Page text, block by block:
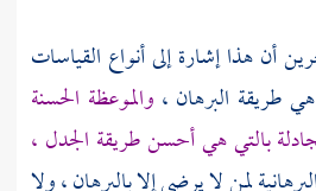
أن هذا إشارة إلى أنواع القياسات
هي طريقة البرهان ، والموعظة الحسنة
بالتي هي أحسن طريقة الجدل ،